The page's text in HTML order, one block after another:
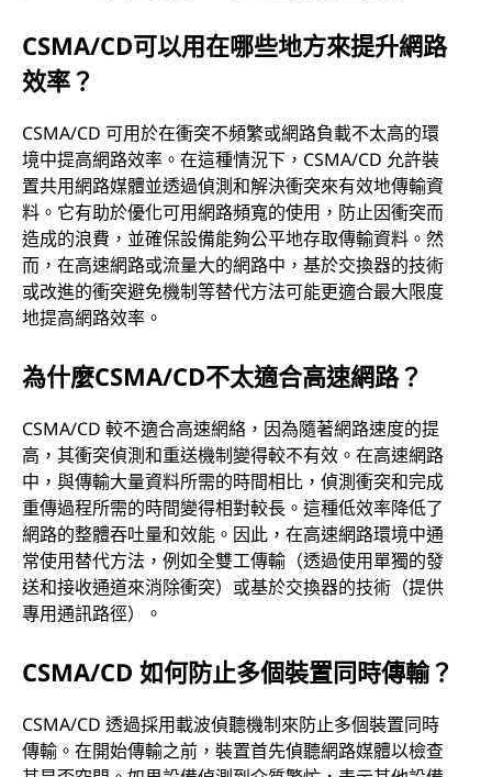
CSMA/CD可以用在哪些地方來提升網路
效率？
CSMA/CD 可用於在衝突不頻繁或網路負載不太高的環
境中提高網路效率。在這種情況下，CSMA/CD 允許裝
置共用網路媒體並透過偵測和解決衝突來有效地傳輸資
料。它有助於優化可用網路頻寬的使用，防止因衝突而
造成的浪費，並確保設備能夠公平地存取傳輸資料。然
而，在高速網路或流量大的網路中，基於交換器的技術
或改進的衝突避免機制等替代方法可能更適合最大限度
地提高網路效率。
為什麼CSMA/CD不太適合高速網路？
CSMA/CD 較不適合高速網絡，因為隨著網路速度的提
高，其衝突偵測和重送機制變得較不有效。在高速網路
中，與傳輸大量資料所需的時間相比，偵測衝突和完成
重傳過程所需的時間變得相對較長。這種低效率降低了
網路的整體吞吐量和效能。因此，在高速網路環境中通
常使用替代方法，例如全雙工傳輸（透過使用單獨的發
送和接收通道來消除衝突）或基於交換器的技術（提供
專用通訊路徑）。
CSMA/CD 如何防止多個裝置同時傳輸？
CSMA/CD 透過採用載波偵聽機制來防止多個裝置同時
傳輸。在開始傳輸之前，裝置首先偵聽網路媒體以檢查